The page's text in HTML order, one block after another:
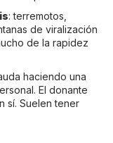
: terremotos,
de viralización
de la rapidez
haciendo una
El donante
sí. Suelen tener